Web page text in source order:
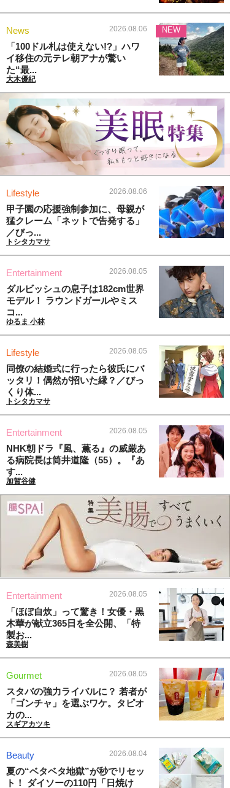
News 2026.08.06
「100ドル札は使えない!?」ハワ
イ移住の元テレ朝アナが驚い
た“最...
大木優紀
NEW
Lifestyle 2026.08.06
甲子園の応援強制参加に、母親が
猛クレーム「ネットで告発する」
／びっ...
トシタカマサ
Entertainment 2026.08.05
ダルビッシュの息子は182cm世界
モデル！ ラウンドガールやミス
コ...
ゆるま 小林
Lifestyle 2026.08.05
同僚の結婚式に行ったら彼氏にバ
ッタリ！偶然が招いた縁？／びっ
くり体...
トシタカマサ
Entertainment 2026.08.05
NHK朝ドラ『風、薫る』の威厳あ
る病院長は筒井道隆（55）。『あ
す...
加賀谷健
Entertainment 2026.08.05
「ほぼ自炊」って驚き！女優・黒
木華が献立365日を全公開、「特
製お...
森美樹
Gourmet 2026.08.05
スタバの強力ライバルに？ 若者が
「ゴンチャ」を選ぶワケ。タピオ
カの...
スギアカツキ
Beauty 2026.08.04
夏の“ベタベタ地獄”が秒でリセッ
ト！ ダイソーの110円「日焼け